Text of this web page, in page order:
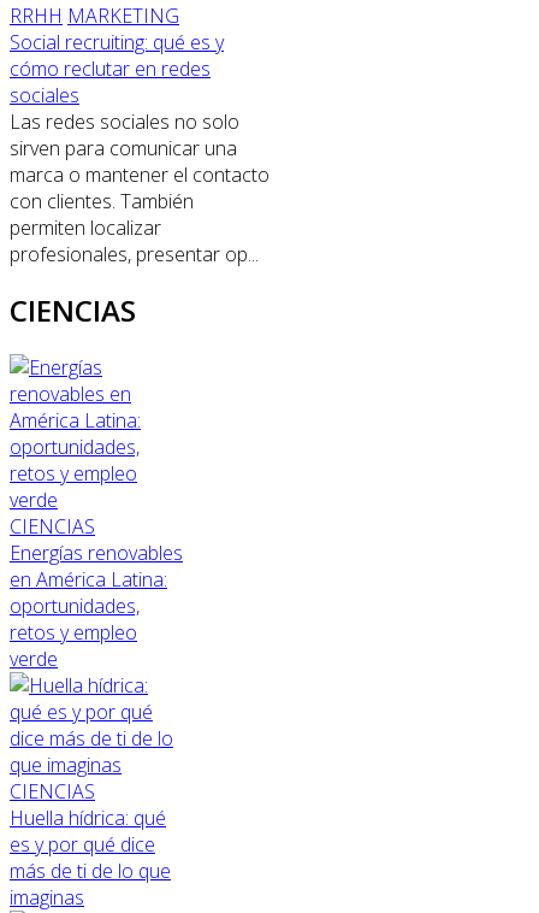
RRHH MARKETING
Social recruiting: qué es y
cómo reclutar en redes
sociales
Las redes sociales no solo
sirven para comunicar una
marca o mantener el contacto
con clientes. También
permiten localizar
profesionales, presentar op...
CIENCIAS
CIENCIAS
Energías renovables
en América Latina:
oportunidades,
retos y empleo
verde
CIENCIAS
Huella hídrica: qué
es y por qué dice
más de ti de lo que
imaginas